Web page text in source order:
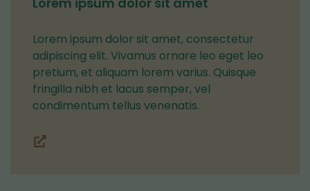
Lorem ipsum dolor sit amet, consectetur
adipiscing elit. Vivamus ornare leo eget leo
pretium, et aliquam lorem varius. Quisque
fringilla nibh et lacus semper, vel
condimentum tellus venenatis.
Lohkot
(siirryt